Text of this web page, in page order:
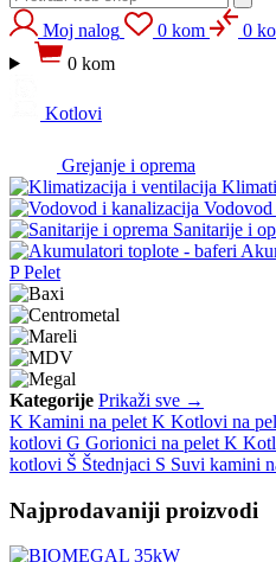
Moj nalog 0 kom
0
0 kom
Kotlovi
Grejanje i oprema
Vodovod
Sanitarije i
P Pelet
Kategorije Prikaži sve →
K Kamini na pelet K Kotlovi na
kotlovi G Gorionici na pelet K
kotlovi Š Štednjaci S Suvi kamini
Najprodavaniji proizvodi